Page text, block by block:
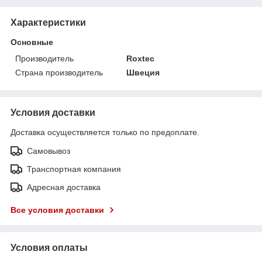
Характеристики
Основные
Производитель
Roxtec
Страна производитель
Швеция
Условия доставки
Доставка осуществляется только по предоплате.
Самовывоз
Транспортная компания
Адресная доставка
Все условия доставки
Условия оплаты